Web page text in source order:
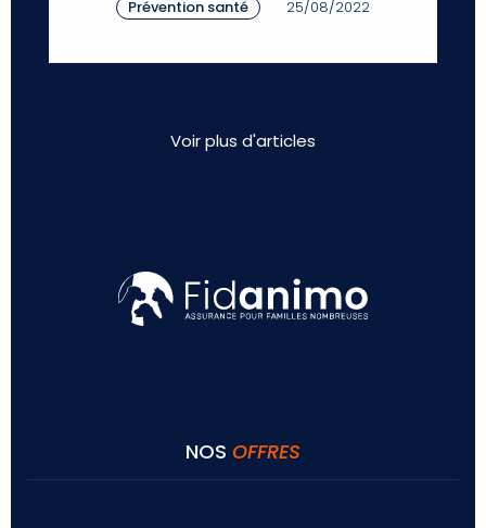
Prévention santé 25/08/2022
Voir plus d'articles
NOS OFFRES